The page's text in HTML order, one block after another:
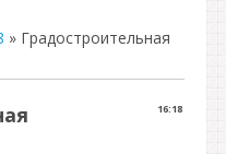
» Градостроительная
16:18